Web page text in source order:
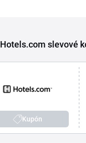
Hotels.com slevové
Kupón